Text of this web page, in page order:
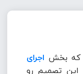
که بخش اجرای
تصمیم رو